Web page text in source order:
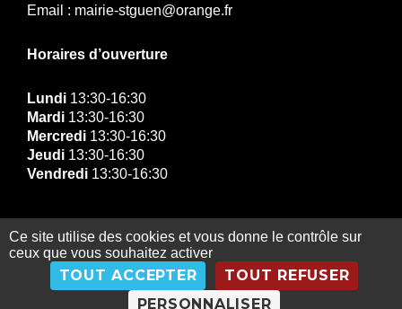
Email : mairie-stguen@orange.fr
Horaires d’ouverture
Lundi 13:30-16:30
Mardi 13:30-16:30
Mercredi 13:30-16:30
Jeudi 13:30-16:30
Vendredi 13:30-16:30
© Copyright Mairie de Guerledan 2019 |Contact|
Gestion des données personnelles | Exercez vos
Mentions légales|Plan du site
Ce site utilise des cookies et vous donne le contrôle sur
ceux que vous souhaitez activer
TOUT ACCEPTER
TOUT REFUSER
PERSONNALISER